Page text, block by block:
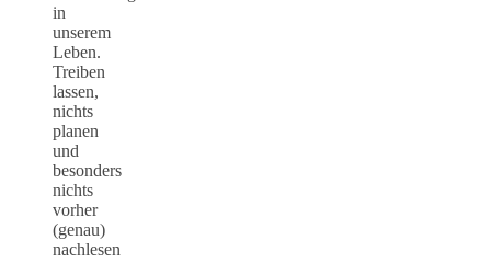
in
unserem
Leben.
Treiben
lassen,
nichts
planen
und
besonders
nichts
vorher
(genau)
nachlesen